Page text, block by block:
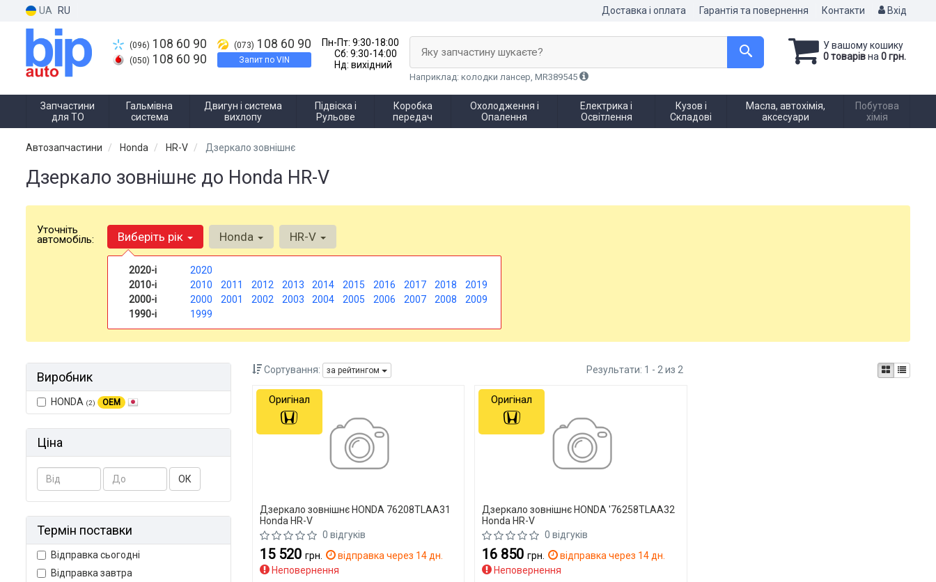
UA RU Доставка і оплата Гарантія та повернення Контакти Вхід
(096) 108 60 90
(050) 108 60 90
(073) 108 60 90
Запит по VIN
Пн-Пт: 9:30-18:00
Сб: 9:30-14:00
Нд: вихідний
У вашому кошику
0 товарівна 0 грн.
Яку запчастину шукаєте?
Наприклад: колодки лансер, MR389545
Запчастини
для ТО
Гальмівна
система
Двигун і система
вихлопу
Підвіска і
Рульове
Коробка
передач
Охолодження і
Опалення
Електрика і
Освітлення
Кузов і
Складові
Масла, автохімія,
аксесуари
Побутова
хімія
Автозапчастини Honda HR-V Дзеркало зовнішнє
Дзеркало зовнішнє до Honda HR-V
Уточніть
автомобіль: Виберіть рік
2020-і
2020
2010-і
2010 2011 2012 2013 2014 2015 2016 2017 2018
2019
2000-і
2000 2001 2002 2003 2004 2005 2006 2007 2008
2009
1990-і
1999
Honda HR-V
Виробник
HONDA (2) OEM
Ціна
ОК
Термін поставки
Відправка сьогодні
Відправка завтра
Сортування: за рейтингом Результати: 1 - 2 из 2
Дзеркало зовнішнє HONDA 76208TLAA31
Honda HR-V
0 відгуків
15 520 грн.
відправка через 14 дн.
Неповернення
Оригінал
Дзеркало зовнішнє HONDA '76258TLAA32
Honda HR-V
0 відгуків
16 850грн.
відправка через 14 дн.
Неповернення
Оригінал